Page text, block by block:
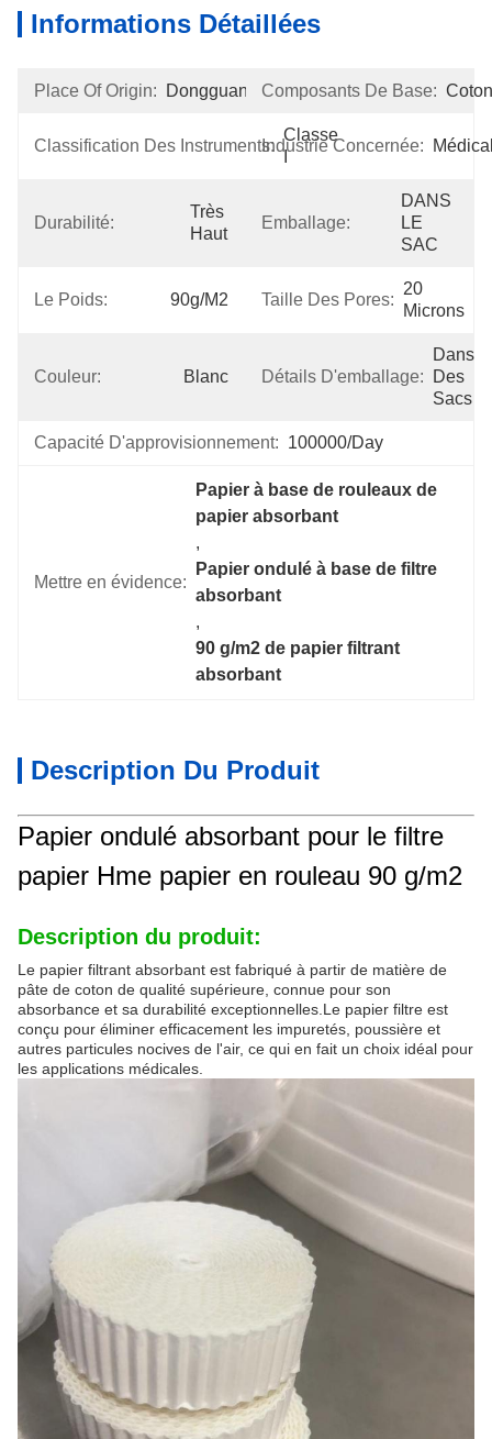
Informations Détaillées
Place Of Origin: Dongguan Composants De Base: Coton
Classification Des Instruments:
Classe
I
Industrie Concernée:
Durabilité:
Très
Haut
Emballage:
DANS
LE
SAC
Le Poids: 90g/m2 Taille Des Pores:
20
Microns
Couleur: Blanc Détails D'emballage:
Dans
Des
Sacs
Capacité D'approvisionnement: 100000/Day
Mettre en évidence:
Papier à base de rouleaux de
papier absorbant
,
Papier ondulé à base de filtre
absorbant
,
90 g/m2 de papier filtrant
absorbant
Description Du Produit
Papier ondulé absorbant pour le filtre
papier Hme papier en rouleau 90 g/m2
Description du produit:
Le papier filtrant absorbant est fabriqué à partir de matière de
pâte de coton de qualité supérieure, connue pour son
absorbance et sa durabilité exceptionnelles.Le papier filtre est
conçu pour éliminer efficacement les impuretés, poussière et
autres particules nocives de l'air, ce qui en fait un choix idéal pour
les applications médicales.